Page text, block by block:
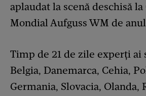
aplaudat la scenă deschisă
Mondial Aufguss WM de
Timp de 21 de zile experți ai
Belgia, Danemarca, Cehia,
Germania, Slovacia, Olanda,